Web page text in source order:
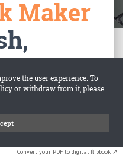
Convert your PDF to digital flipbook ↗